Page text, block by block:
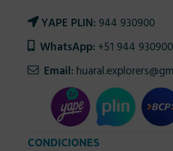
YAPE PLIN:944 930900
WhatsApp:+51 944 930900
Email:
CONDICIONES